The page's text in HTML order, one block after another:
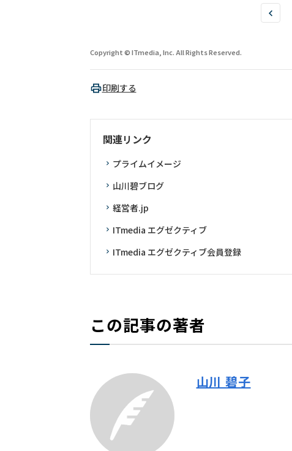
Copyright © ITmedia, Inc. All Rights Reserved.
印刷する
関連リンク
プライムイメージ
山川碧ブログ
経営者.jp
ITmedia エグゼクティブ
ITmedia エグゼクティブ会員登録
この記事の著者
山川 碧子